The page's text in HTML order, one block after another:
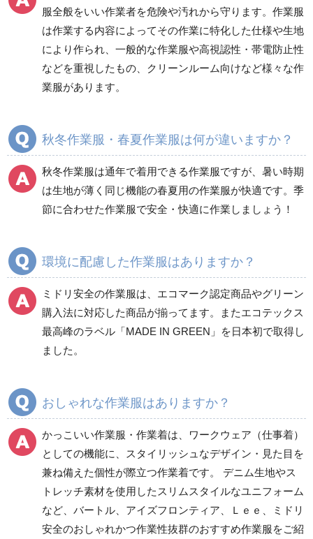
防災グッズ（防災セット） 救急医療品
健康管理器具 季節商品 ウイルス対策用品
商品カテゴリ一覧
秋冬長袖
食品産業用長袖
食品産業用半袖
秋冬長袖
ワークパンツ
春夏ワークパンツ作業
ズボン
秋冬ワークパンツ作業
ズボン
ツ
クリーンウェアワーク
パンツ
カーゴパンツ
春夏カーゴパンツ作業
ズボン
ズボン
レディース作業着
シャツ
服全般をいい作業者を危険や汚れから守ります。作業服
は作業する内容によってその作業に特化した仕様や生地
により作られ、一般的な作業服や高視認性・帯電防止性
などを重視したもの、クリーンルーム向けなど様々な作
業服があります。
秋冬作業服・春夏作業服は何が違いますか？
秋冬作業服は通年で着用できる作業服ですが、暑い時期
は生地が薄く同じ機能の春夏用の作業服が快適です。季
節に合わせた作業服で安全・快適に作業しましょう！
環境に配慮した作業服はありますか？
ミドリ安全の作業服は、エコマーク認定商品やグリーン
購入法に対応した商品が揃ってます。またエコテックス
最高峰のラベル「MADE IN GREEN」を日本初で取得し
ました。
おしゃれな作業服はありますか？
かっこいい作業服・作業着は、ワークウェア（仕事着）
としての機能に、スタイリッシュなデザイン・見た目を
兼ね備えた個性が際立つ作業着です。 デニム生地やス
トレッチ素材を使用したスリムスタイルなユニフォーム
など、バートル、アイズフロンティア、Ｌｅｅ、ミドリ
安全のおしゃれかつ作業性抜群のおすすめ作業服をご紹